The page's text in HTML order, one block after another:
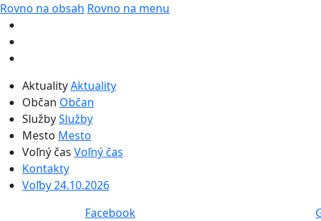
Rovno na obsah Rovno na menu
AktualityAktuality
Občan Občan
SlužbySlužby
Mesto Mesto
Voľný čas Voľný čas
Kontakty
Voľby 24.10.2026
Facebook